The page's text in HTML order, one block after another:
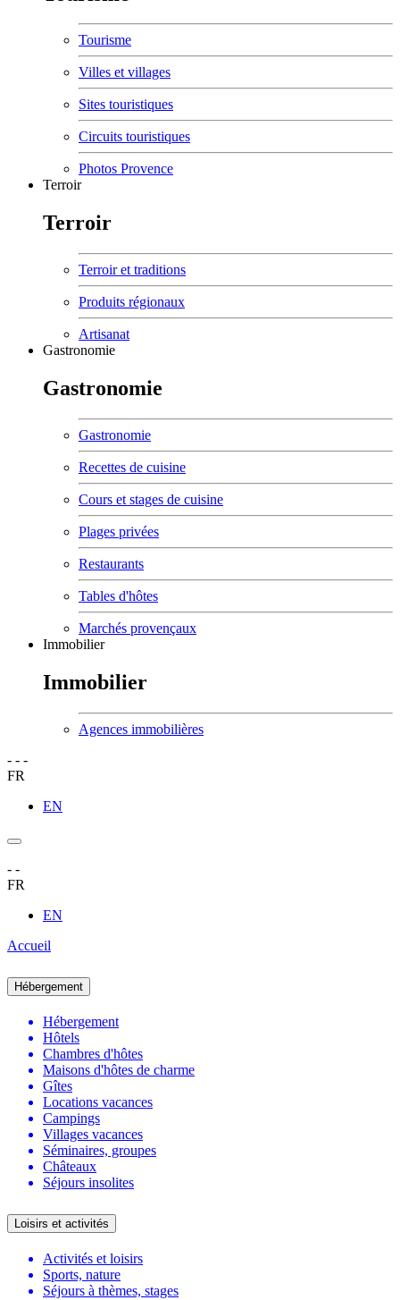
Tourisme
Villes et villages
Sites touristiques
Circuits touristiques
Photos Provence
Terroir
Terroir
Terroir et traditions
Produits régionaux
Artisanat
Gastronomie
Gastronomie
Gastronomie
Recettes de cuisine
Cours et stages de cuisine
Plages privées
Restaurants
Tables d'hôtes
Marchés provençaux
Immobilier
Immobilier
Agences immobilières
- - -
FR
EN
- -
FR
EN
Accueil
Hébergement
Hébergement
Hôtels
Chambres d'hôtes
Maisons d'hôtes de charme
Gîtes
Locations vacances
Campings
Villages vacances
Séminaires, groupes
Châteaux
Séjours insolites
Loisirs et activités
Activités et loisirs
Sports, nature
Séjours à thèmes, stages